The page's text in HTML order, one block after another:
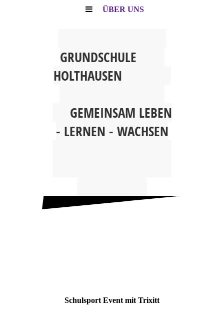
ÜBER UNS
GRUNDSCHULE
HOLTHAUSEN
GEMEINSAM LEBEN
- LERNEN - WACHSEN
Schulsport Event mit Trixitt